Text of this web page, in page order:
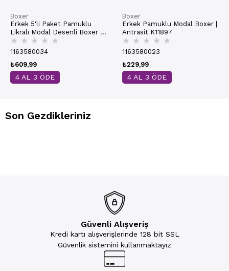
Boxer
Erkek 5'li Paket Pamuklu
Likralı Modal Desenli Boxer |
11113
★ ★ ★ ★ ★
1163580034
₺609,99
4 AL 3 ÖDE
Boxer
Erkek Pamuklu Modal Boxer |
Antrasit K11897
★ ★ ★ ★ ★
1163580023
₺229,99
4 AL 3 ÖDE
Son Gezdikleriniz
Güvenli Alışveriş
Kredi kartı alışverişlerinde 128 bit SSL
Güvenlik sistemini kullanmaktayız